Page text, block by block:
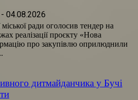
- 04.08.2026
міської ради оголосив тендер на
реалізації проєкту «Нова
про закупівлю оприлюднили
дитмайданчика у Бучі